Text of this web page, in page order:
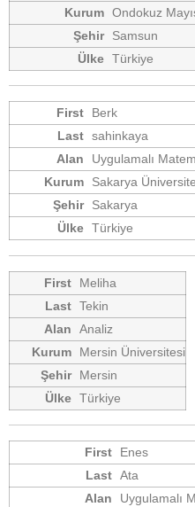
Ondokuz
Samsun
Türkiye
Berk
sahinkaya
Uygulamalı
Sakarya
Sakarya
Türkiye
Meliha
Tekin
Analiz
Mersin Üniversitesi
Mersin
Türkiye
Enes
Ata
Uygulamalı